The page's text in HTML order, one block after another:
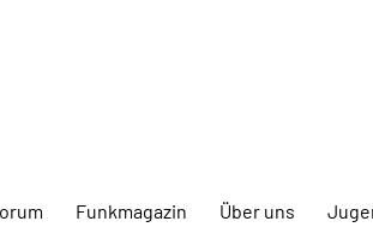
Funkmagazin Über uns